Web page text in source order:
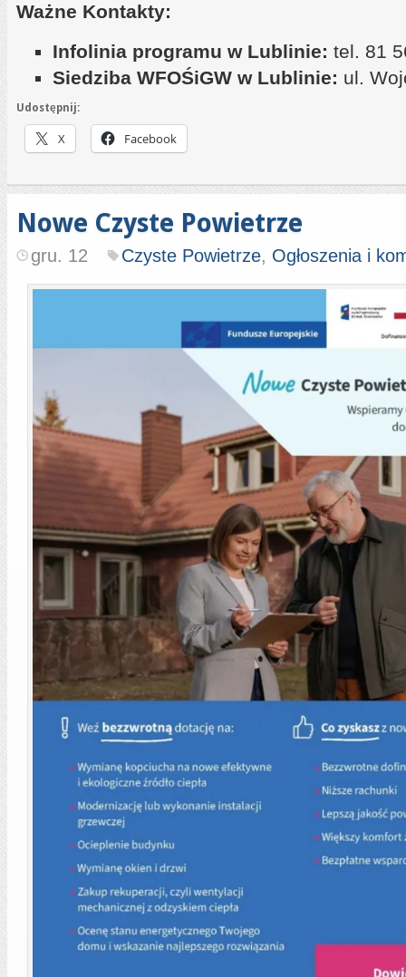
Ważne Kontakty:
Infolinia programu w Lublinie: tel. 81
Siedziba WFOŚiGW w Lublinie: ul.
Udostępnij:
X Facebook
Nowe Czyste Powietrze
gru. 12 Czyste Powietrze, Ogłoszenia i